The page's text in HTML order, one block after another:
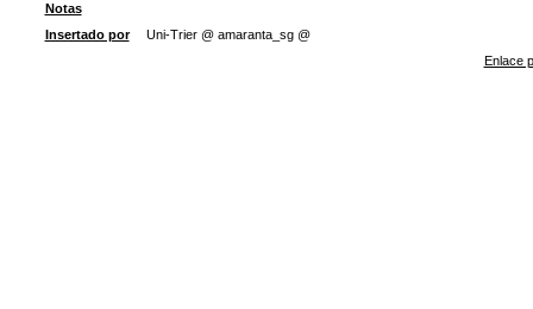
Notas
Insertado por
Uni-Trier @ amaranta_sg @
Enlace